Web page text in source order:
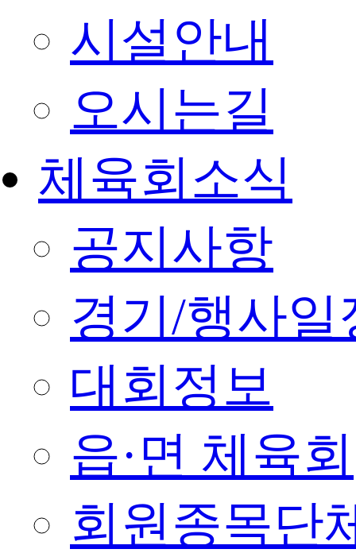
시설안내
오시는길
체육회소식
공지사항
경기/행사일
대회정보
읍·면 체육회
회원종목단